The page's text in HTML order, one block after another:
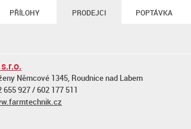
PŘÍLOHY PRODEJCI POPTÁVKA
Němcové 1345, Roudnice nad Labem
655 927 / 602 177 511